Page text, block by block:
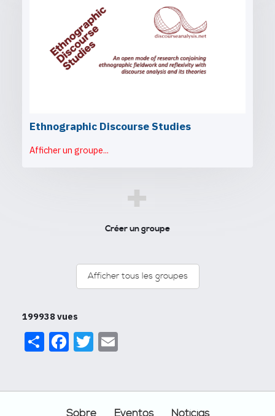
Ethnographic Discourse Studies
Afficher un groupe...
+
Créer un groupe
Afficher tous les groupes
199938 vues
ShareFacebook
Twitter